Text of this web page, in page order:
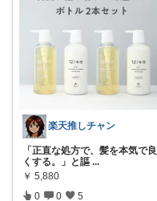
楽天推しチャン
「正直な処方で、髪を本気で良
くする。」と謳 ...
￥ 5,880
0 0 5